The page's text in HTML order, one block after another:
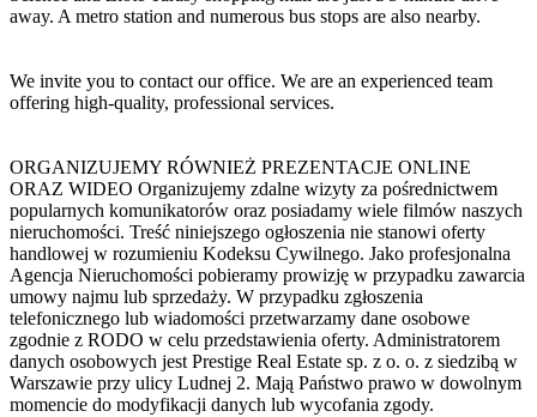
away. A metro station and numerous bus stops are also nearby.
We invite you to contact our office. We are an experienced team
offering high-quality, professional services.
ORGANIZUJEMY RÓWNIEŻ PREZENTACJE ONLINE
ORAZ WIDEO Organizujemy zdalne wizyty za pośrednictwem
popularnych komunikatorów oraz posiadamy wiele filmów naszych
nieruchomości. Treść niniejszego ogłoszenia nie stanowi oferty
handlowej w rozumieniu Kodeksu Cywilnego. Jako profesjonalna
Agencja Nieruchomości pobieramy prowizję w przypadku zawarcia
umowy najmu lub sprzedaży. W przypadku zgłoszenia
telefonicznego lub wiadomości przetwarzamy dane osobowe
zgodnie z RODO w celu przedstawienia oferty. Administratorem
danych osobowych jest Prestige Real Estate sp. z o. o. z siedzibą w
Warszawie przy ulicy Ludnej 2. Mają Państwo prawo w dowolnym
momencie do modyfikacji danych lub wycofania zgody.